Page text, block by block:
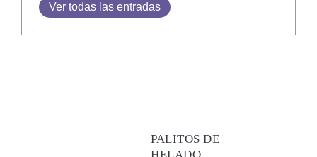
Ver todas las entradas
PALITOS DE